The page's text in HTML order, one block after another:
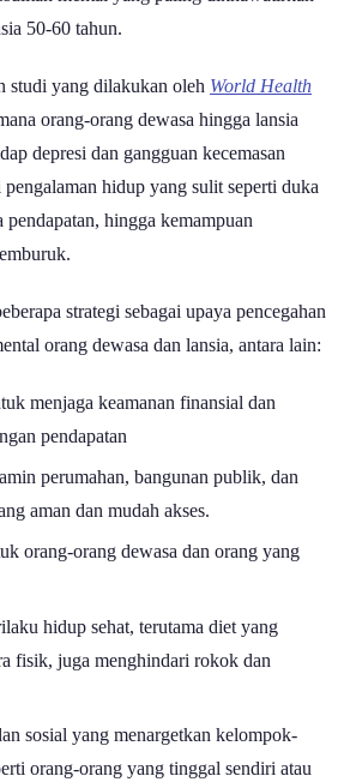
50-60 tahun.
studi yang dilakukan oleh World Health
orang-orang dewasa hingga lansia
depresi dan gangguan kecemasan
hidup yang sulit seperti duka
hingga kemampuan
strategi sebagai upaya pencegahan
orang dewasa dan lansia, antara lain:
menjaga keamanan finansial dan
pendapatan
perumahan, bangunan publik, dan
aman dan mudah akses.
orang-orang dewasa dan orang yang
hidup sehat, terutama diet yang
fisik, juga menghindari rokok dan
sosial yang menargetkan kelompok-
orang-orang yang tinggal sendiri atau